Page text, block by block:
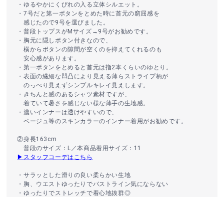
・ゆるやかにくびれの入る立体シルエット。
・7号だと第一ボタンをとめた時に首元の窮屈感を
感じたので9号を選びました。
・普段トップスがMサイズ→9号がお勧めです。
・胸元に隠しボタン付きなので、
横からボタンの隙間が空くのを抑えてくれるのも
安心感があります。
・第一ボタンをとめると首元は指2本くらいのゆとり。
・表面の繊細な凹凸により見える薄らストライプ柄が
のっぺり見えずシンプルキレイ見えします。
・きちんと感のあるシャツ素材ですが、
着ていて暑さを感じない様な薄手の生地感。
・濃いインナーは透けやすいので、
ベージュ等のスキンカラーのインナー着用がお勧めです。
②身長163cm
普段のサイズ：L／本商品着用サイズ：11
▶スタッフコーデはこちら
・サラッとした滑りの良い柔らかい生地
・胸、ウエストゆったりでバストライン気にならない
・ゆったりでストレッチで着心地抜群◎